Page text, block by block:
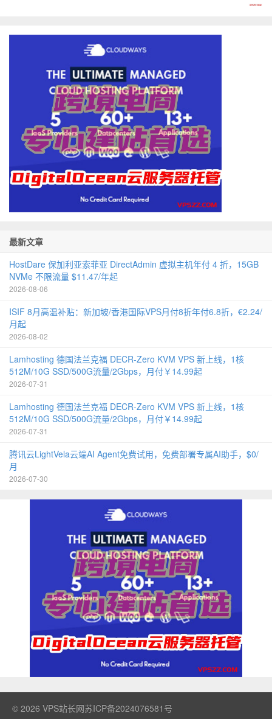
最新文章
HostDare 保加利亚索菲亚 DirectAdmin 虚拟主机年付 4 折，15GB
NVMe 不限流量 $11.47/年起
2026-08-06
ISIF 8月高温补贴：新加坡/香港国际VPS月付8折年付6.8折，€2.24/
月起
2026-08-02
Lamhosting 德国法兰克福 DECR-Zero KVM VPS 新上线，1核
512M/10G SSD/500G流量/2Gbps，月付￥14.99起
2026-07-31
Lamhosting 德国法兰克福 DECR-Zero KVM VPS 新上线，1核
512M/10G SSD/500G流量/2Gbps，月付￥14.99起
2026-07-31
腾讯云LightVela云端AI Agent免费试用，免费部署专属AI助手，$0/
月
2026-07-30
© 2026 VPS站长网苏ICP备2024076581号